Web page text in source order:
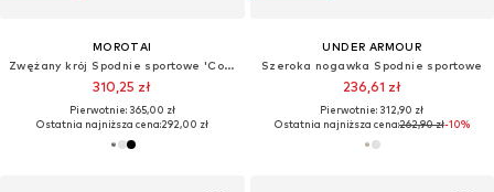
MOROTAI
Zwężany krój Spodnie sportowe 'Comfy Performance'
310,25 zł
Pierwotnie: 365,00 zł
Ostatnia najniższa cena:292,00 zł
UNDER ARMOUR
Szeroka nogawka Spodnie sportowe
236,61 zł
Pierwotnie: 312,90 zł
Ostatnia najniższa cena:262,90 zł-10%